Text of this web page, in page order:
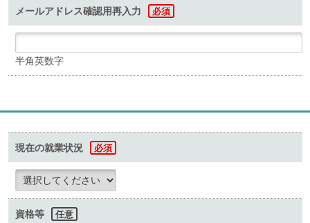
メールアドレス確認用再入力 必須
半角英数字
現在の就業状況 必須
資格等 任意